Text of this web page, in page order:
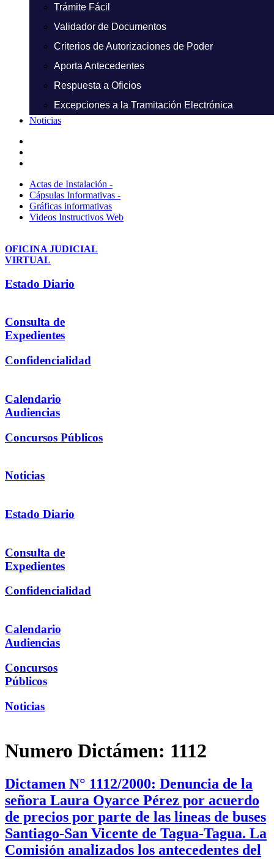
Trámite Fácil
Validador de Documentos
Criterios de Autorizaciones de Poder
Aporta Antecedentes
Respuesta a Oficios
Excepciones a la Tramitación Electrónica
Noticias
Actas de Instalación -
Cápsulas Informativas -
Gráficas informativas
Videos Instructivos Web
OFICINA JUDICIAL
VIRTUAL
Estado Diario
Consulta de
Expedientes
Confidencialidad
Calendario
Audiencias
Concursos Públicos
Noticias
Estado Diario
Consulta de
Expedientes
Confidencialidad
Calendario
Audiencias
Concursos
Públicos
Noticias
Numero Dictámen: 1112
Dictamen N° 1112/2000: Denuncia de la
señora Laura Oyarce Pérez por acuerdo
de precios por parte de las lineas de buses
Santiago-San Vicente de Tagua-Tagua. La
Comisión analizados los antecedentes del